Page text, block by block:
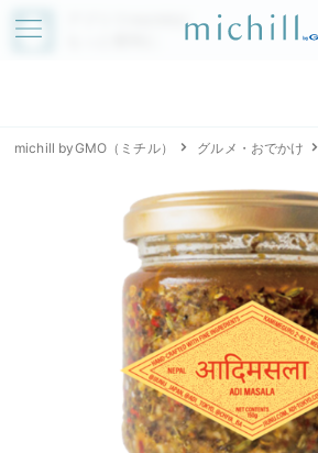
アプリでmichillが
michill byGMO（ミチル） グルメ・おでかけ